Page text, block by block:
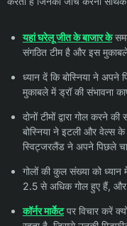
यहां घरेलू जीत के बाजार के
संगठित टीम है और इस
ध्यान दें कि बोस्निया ने अपने
मुकाबले में ड्रॉ की संभावना
दोनों टीमों द्वारा गोल करने
बोस्निया ने इटली और वेल्स
स्विट्जरलैंड ने अपने पिछले
गोलों की कुल संख्या को
2.5 से अधिक गोल हुए हैं,
कॉर्नर मार्केटपर विचार करें